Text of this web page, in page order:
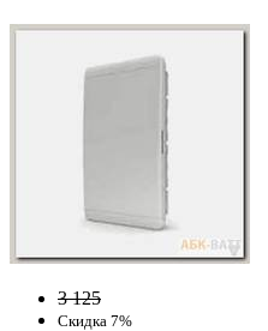
3 125
Скидка 7%